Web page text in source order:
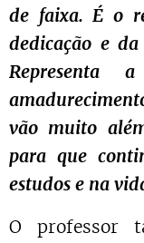
de faixa. É o
dedicação e
Representa
vão muito
para que
estudos e na
O professor